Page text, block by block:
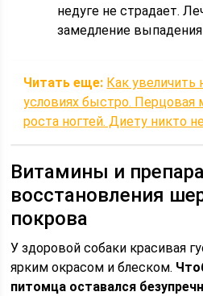
недуге не страдает.
замедление
Читать еще: Как
условиях быстро. Перцовая
роста ногтей. Диету никто
Витамины и
восстановления
покрова
У здоровой собаки красивая
ярким окрасом и блеском.
питомца оставался